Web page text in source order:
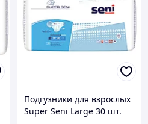
Подгузники для взрослых
Super Seni Large 30 шт.